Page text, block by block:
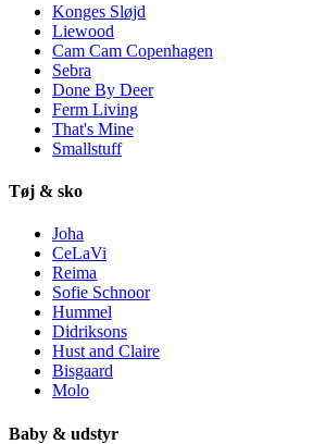
Konges Sløjd
Liewood
Cam Cam Copenhagen
Sebra
Done By Deer
Ferm Living
That's Mine
Smallstuff
Tøj & sko
Joha
CeLaVi
Reima
Sofie Schnoor
Hummel
Didriksons
Hust and Claire
Bisgaard
Molo
Baby & udstyr